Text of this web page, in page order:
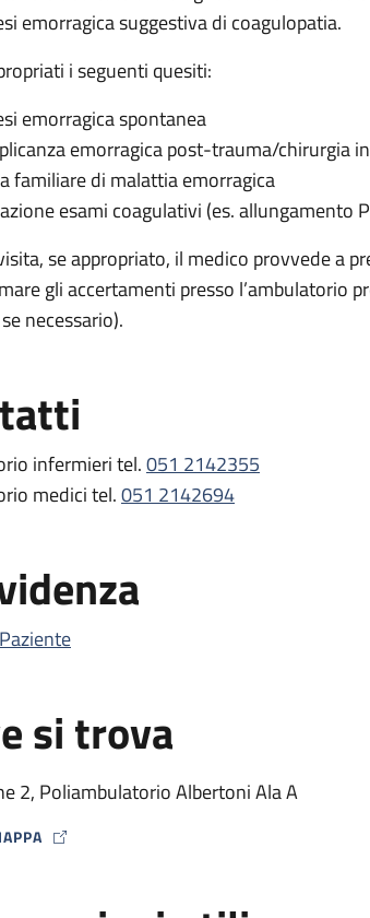
emorragica suggestiva di coagulopatia.
i seguenti quesiti:
emorragica spontanea
emorragica post-trauma/chirurgia
familiare di malattia emorragica
esami coagulativi (es. allungamento
se appropriato, il medico provvede a
gli accertamenti presso l’ambulatorio
necessario).
infermieri tel.051 2142355
medici tel.051 2142694
si trova
2, Poliambulatorio Albertoni Ala A